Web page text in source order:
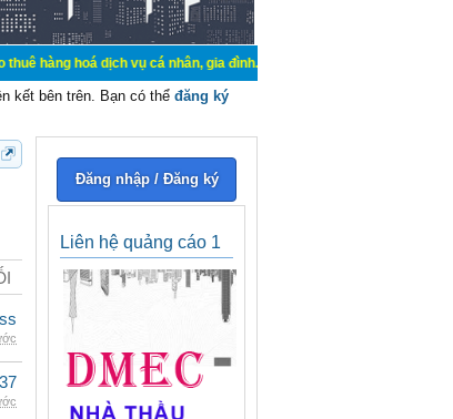
dịch vụ cá nhân, gia đình. Mua bán, ký gửi, cho thuê thiết bị hệ
kết bên trên. Bạn có thể đăng ký
Đăng nhập / Đăng ký
Liên hệ quảng cáo 1